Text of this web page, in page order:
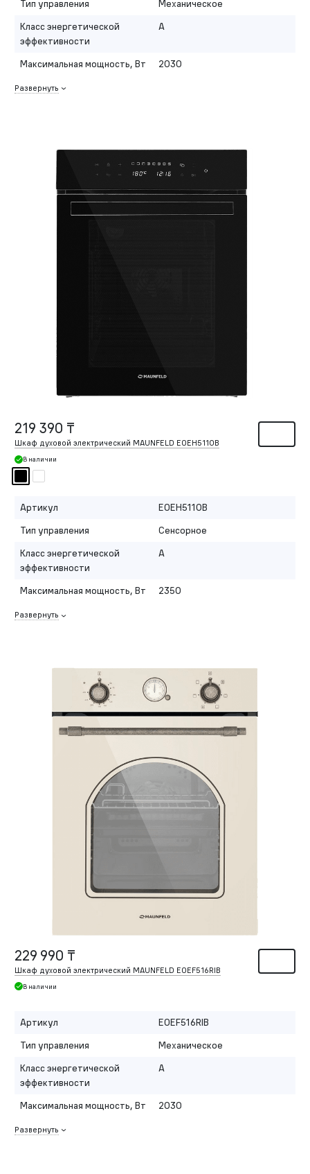
Тип управления
Механическое
Класс энергетической
эффективности
A
Максимальная мощность, Вт 2030
Развернуть
219 390 ₸
Шкаф духовой электрический MAUNFELD EOEH5110B
В наличии
Артикул
EOEH5110B
Тип управления
Сенсорное
Класс энергетической
эффективности
A
Максимальная мощность, Вт 2350
Развернуть
229 990 ₸
Шкаф духовой электрический MAUNFELD EOEF516RIB
В наличии
Артикул
EOEF516RIB
Тип управления
Механическое
Класс энергетической
эффективности
A
Максимальная мощность, Вт 2030
Развернуть